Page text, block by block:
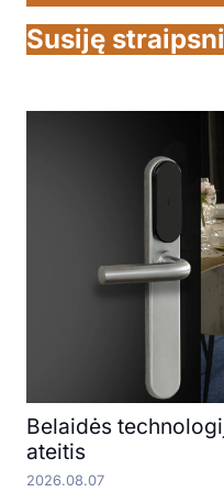
Susiję
Belaidės
ateitis
2026.08.07